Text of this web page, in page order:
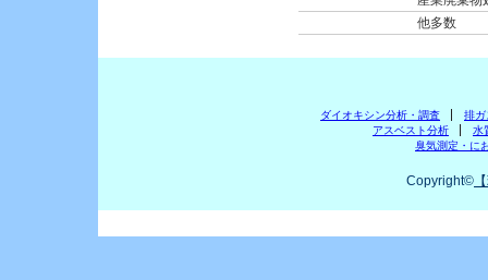
他多数
ダイオキシン分析・調査
排ガ
アスベスト分析
水
臭気測定・に
Copyright©